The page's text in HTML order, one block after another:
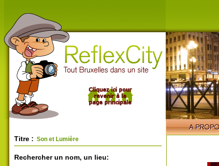
Titre : Son et Lumière
Rechercher un nom, un lieu: